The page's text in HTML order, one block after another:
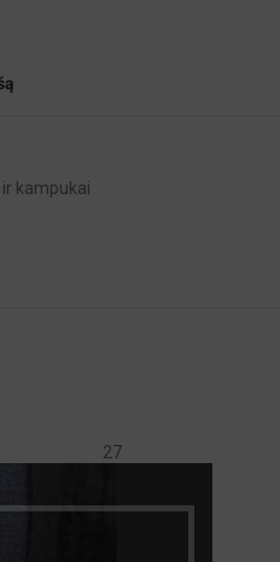
kampukai
27
27